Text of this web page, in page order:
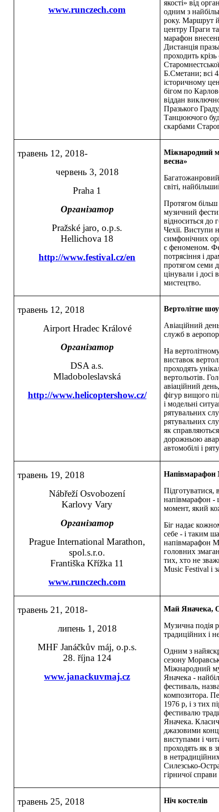
www.runczech.com
якості» від
одним з
року. Маршрут
центру Праги
марафон
Дистанція
проходить крізь
Б.Сметани; всі
історичному
бігом по
віддан
Празького
Танцюючого
скарбами
травень 12, 2018-
червень 3, 2018
Praha 1
Організатор
Pražské jaro, o.p.s.
Hellichova 18
http://www.festival.cz/en
Міжнародний
весна»
світі,
Протягом
музичний
відноситься до
Чехії. Виступи
симфонічних
є феноменом.
потрясіння і
протягом семи
цінували і
мистецтво.
травень 12, 2018
Airport Hradec Králové
Організатор
DSA a.s.
Mladoboleslavská
http://www.helicoptershow.cz/
Вертолітне
Авіаційний
служб в
На
виставок
проходять
вертольотів.
авіаційний
фігур вищого
і модельні
рятувальних
рятувальних
як
дорожньою
автомобілі і
травень 19, 2018
Nábřeží Osvobození
Karlovy Vary
Організатор
Prague International Marathon,
spol.s.r.o.
Františka Křížka 11
www.runczech.com
Напівмарафон
Підготуватися,
напівмарафон -
момент, який
Біг надає
себе - і таким
напівмарафон
головних
тих, хто не
Music Festival і
травень 21, 2018-
липень 1, 2018
MHF Janáčkův máj, o.p.s.
28. října 124
www.janackuvmaj.cz
Май Яначека,
Музична подія
традиційних і
Одним з
сезону
Міжнародний
Яначека -
фестиваль,
композитора.
1976 р, і з тих
фестивалю
Яначека.
джазовими
виступами і
проходять як в
в
Силезсько-
гірничої
травень 25, 2018
Ніч костелів